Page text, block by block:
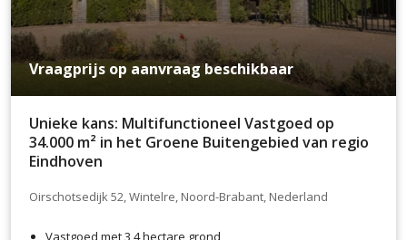
Vraagprijs op aanvraag beschikbaar
Unieke kans: Multifunctioneel Vastgoed op
34.000 m² in het Groene Buitengebied van regio
Eindhoven
Oirschotsedijk 52, Wintelre, Noord-Brabant, Nederland
Vastgoed met 3,4 hectare grond